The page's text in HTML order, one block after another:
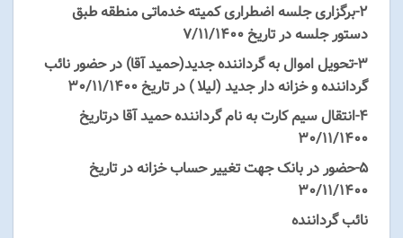
۲-برگزاری جلسه اضطراری کمیته خدماتی منطقه طبق
دستور جلسه در تاریخ ۷/۱۱/۱۴۰۰
۳-تحویل اموال به گرداننده جدید(حمید آقا) در حضور نائب
گرداننده و خزانه دار جدید (لیلا ) در تاریخ ۳۰/۱۱/۱۴۰۰
۴-انتقال سیم کارت به نام گرداننده حمید آقا درتاریخ
۳۰/۱۱/۱۴۰۰
۵-حضور در بانک جهت تغییر حساب خزانه در تاریخ
۳۰/۱۱/۱۴۰۰
نائب گرداننده